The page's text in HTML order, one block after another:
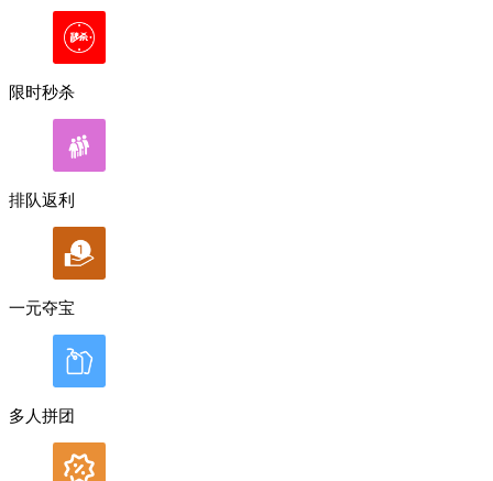
限时秒杀
排队返利
一元夺宝
多人拼团